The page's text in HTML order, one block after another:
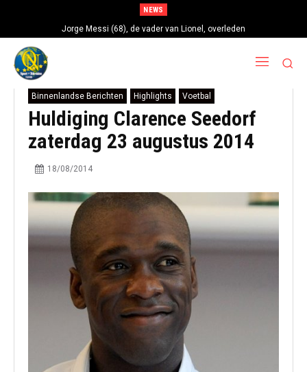
NEWS
Jorge Messi (68), de vader van Lionel, overleden
Binnenlandse Berichten Highlights Voetbal
Huldiging Clarence Seedorf
zaterdag 23 augustus 2014
18/08/2014